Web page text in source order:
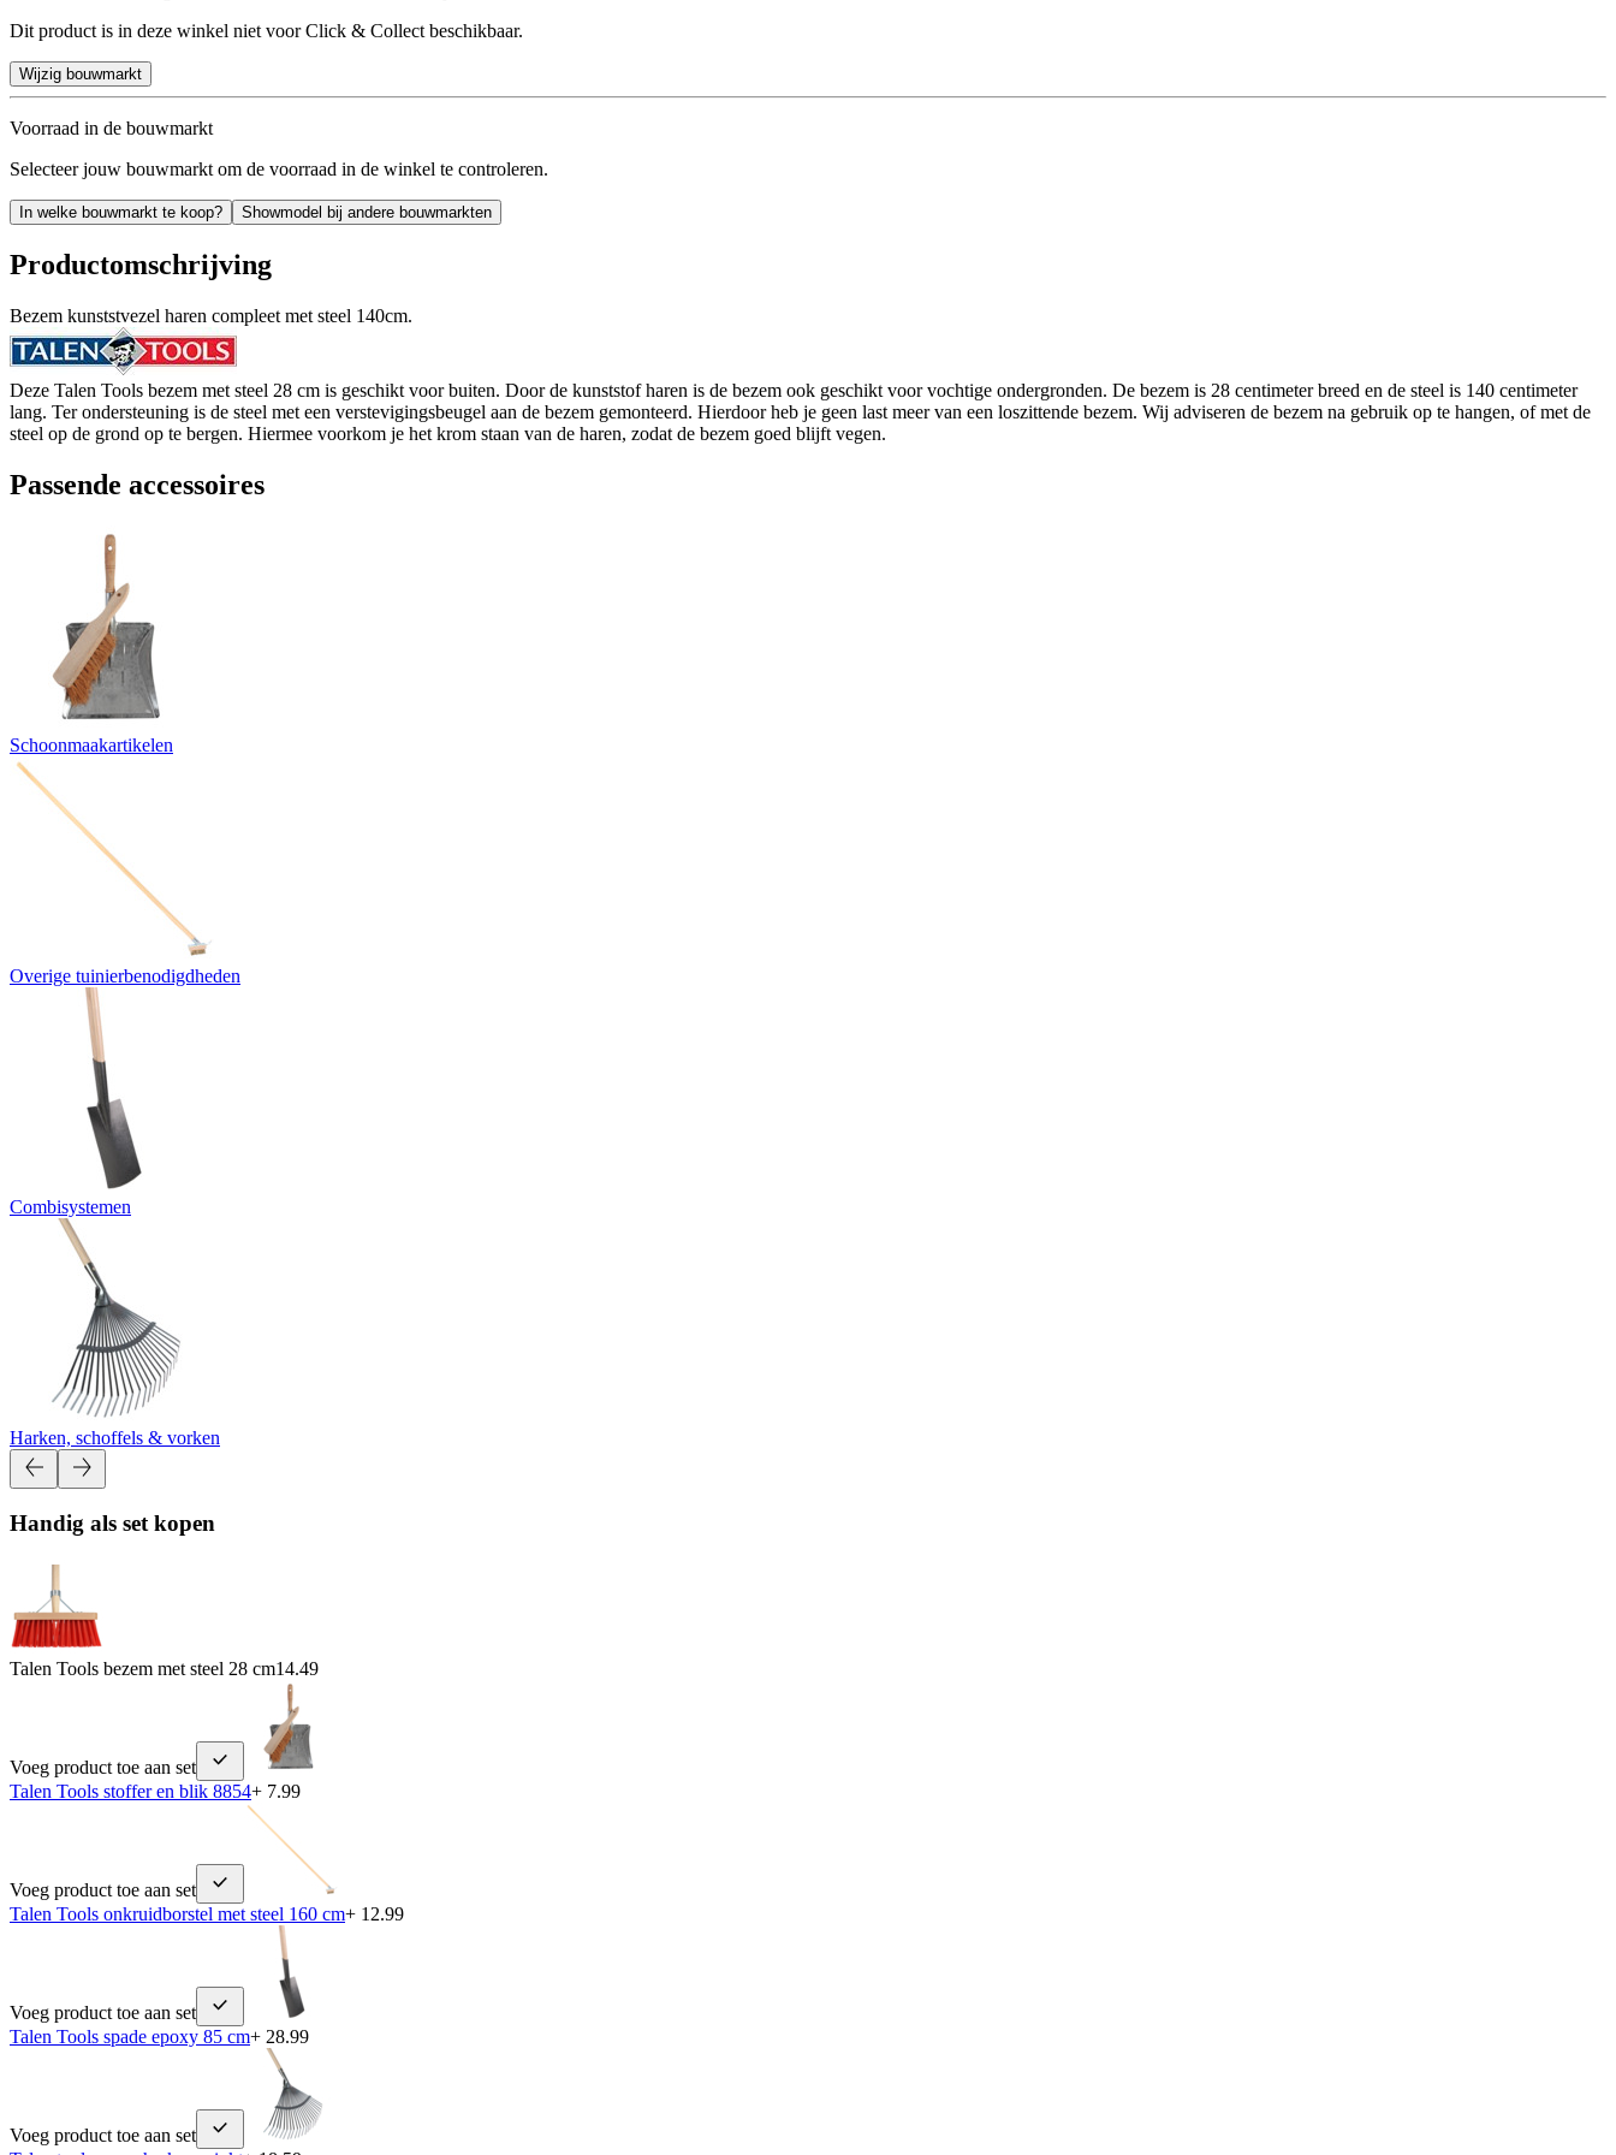
Dit product is in deze winkel niet voor Click & Collect beschikbaar.
Wijzig bouwmarkt
Voorraad in de bouwmarkt
Selecteer jouw bouwmarkt om de voorraad in de winkel te controleren.
In welke bouwmarkt te koop? Showmodel bij andere bouwmarkten
Productomschrijving
Bezem kunststvezel haren compleet met steel 140cm.
Deze Talen Tools bezem met steel 28 cm is geschikt voor buiten. Door de kunststof haren is de bezem ook geschikt voor vochtige ondergronden. De bezem is 28 centimeter breed en de steel is 140 centimeter
lang. Ter ondersteuning is de steel met een verstevigingsbeugel aan de bezem gemonteerd. Hierdoor heb je geen last meer van een loszittende bezem. Wij adviseren de bezem na gebruik op te hangen, of met de
steel op de grond op te bergen. Hiermee voorkom je het krom staan van de haren, zodat de bezem goed blijft vegen.
Passende accessoires
Schoonmaakartikelen
Overige tuinierbenodigdheden
Combisystemen
Harken, schoffels & vorken
Handig als set kopen
Talen Tools bezem met steel 28 cm14.49
Voeg product toe aan set
Talen Tools stoffer en blik 8854+ 7.99
Voeg product toe aan set
Talen Tools onkruidborstel met steel 160 cm+ 12.99
Voeg product toe aan set
Talen Tools spade epoxy 85 cm+ 28.99
Voeg product toe aan set